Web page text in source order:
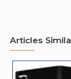
Articles